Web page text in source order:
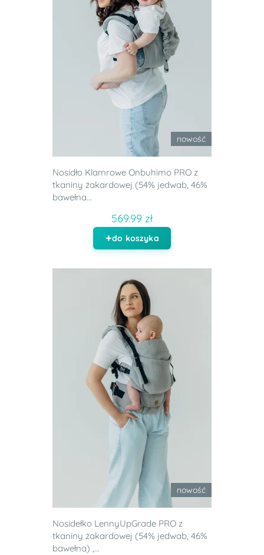
nowość
Nosidło Klamrowe Onbuhimo PRO z
tkaniny żakardowej (54% jedwab, 46%
bawełna...
569.99 zł
do koszyka
nowość
Nosidełko LennyUpGrade PRO z
tkaniny żakardowej (54% jedwab, 46%
bawełna) ,...